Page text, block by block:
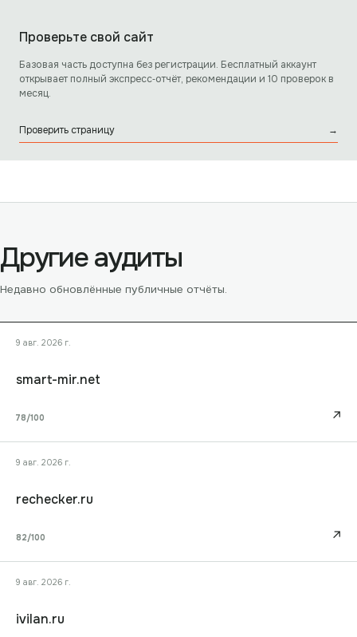
Проверьте свой сайт
Базовая часть доступна без регистрации. Бесплатный аккаунт
открывает полный экспресс‑отчёт, рекомендации и 10 проверок в
месяц.
Проверить страницу →
Другие аудиты
Недавно обновлённые публичные отчёты.
9 авг. 2026 г.
smart-mir.net
78/100 ↗
9 авг. 2026 г.
rechecker.ru
82/100 ↗
9 авг. 2026 г.
ivilan.ru